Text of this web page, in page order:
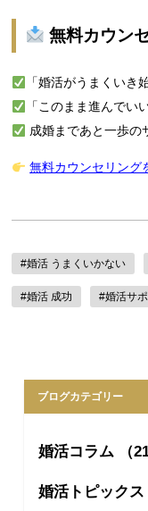
無料カウン
「婚活がうまくい
「このまま進んでい
成婚まであと一歩の
無料カウンセリング
#婚活 うまくいかない
#婚活 成功 #婚活サ
ブログカテゴリー
婚活コラム （21
婚活トピックス